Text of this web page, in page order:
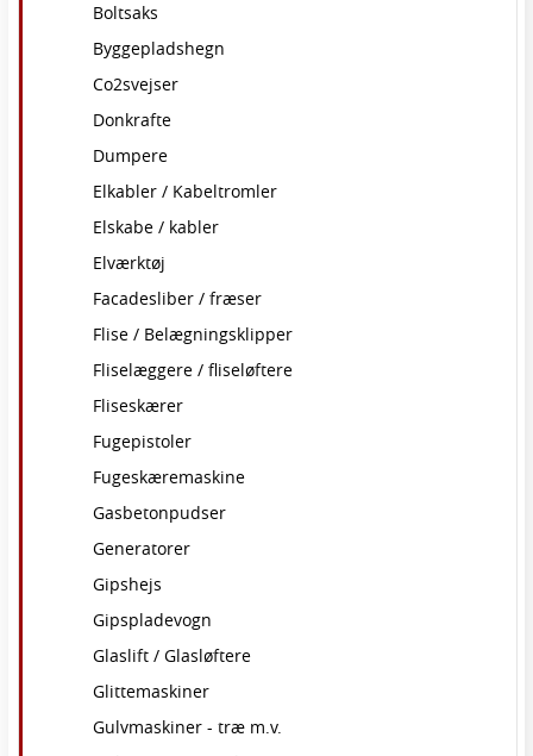
Boltsaks
Byggepladshegn
Co2svejser
Donkrafte
Dumpere
Elkabler / Kabeltromler
Elskabe / kabler
Elværktøj
Facadesliber / fræser
Flise / Belægningsklipper
Fliselæggere / fliseløftere
Fliseskærer
Fugepistoler
Fugeskæremaskine
Gasbetonpudser
Generatorer
Gipshejs
Gipspladevogn
Glaslift / Glasløftere
Glittemaskiner
Gulvmaskiner - træ m.v.